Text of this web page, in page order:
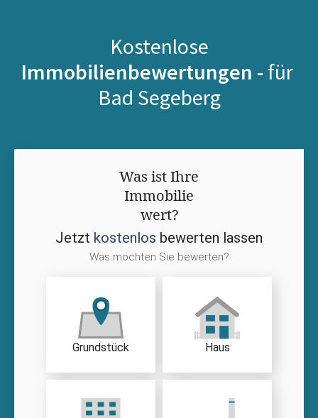
Kostenlose
Immobilienbewertungen - für
Bad Segeberg
Was ist Ihre
Immobilie
wert?
Jetzt kostenlos bewerten lassen
Was möchten Sie bewerten?
Grundstück Haus